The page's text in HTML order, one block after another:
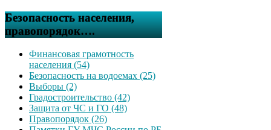
Безопасность населения,
правопорядок….
Финансовая грамотность
населения (54)
Безопасность на водоемах (25)
Выборы (2)
Градостроительство (42)
Защита от ЧС и ГО (48)
Правопорядок (26)